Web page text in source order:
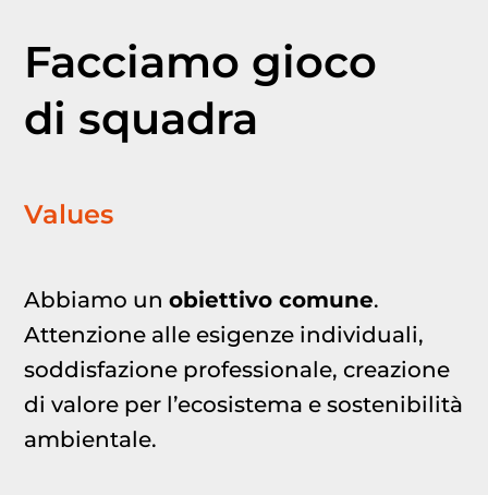
Facciamo gioco
di squadra
Values
Abbiamo unobiettivo comune.
Attenzione alle esigenze individuali,
soddisfazione professionale, creazione
di valore per l’ecosistema e sostenibilità
ambientale.